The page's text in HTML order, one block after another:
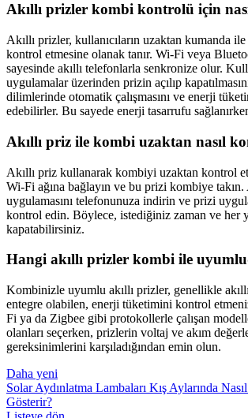
Akıllı prizler kombi kontrolü için
Akıllı prizler, kullanıcıların uzaktan kumanda
kontrol etmesine olanak tanır. Wi-Fi veya
sayesinde akıllı telefonlarla senkronize olur.
uygulamalar üzerinden prizin açılıp
dilimlerinde otomatik çalışmasını ve enerji
edebilirler. Bu sayede enerji tasarrufu
Akıllı priz ile kombi uzaktan nasıl
Akıllı priz kullanarak kombiyi uzaktan kontrol
Wi-Fi ağına bağlayın ve bu prizi kombiye takın.
uygulamasını telefonunuza indirin ve prizi
kontrol edin. Böylece, istediğiniz zaman ve her
kapatabilirsiniz.
Hangi akıllı prizler kombi ile
Kombinizle uyumlu akıllı prizler, genellikle
entegre olabilen, enerji tüketimini kontrol
Fi ya da Zigbee gibi protokollerle çalışan
olanları seçerken, prizlerin voltaj ve akım
gereksinimlerini karşıladığından emin olun.
Daha yeni
Solar Aydınlatma Lambaları Kış Aylarında
Gösterir?